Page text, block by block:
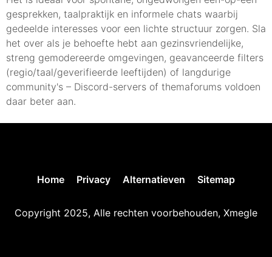
gesprekken, taalpraktijk en informele chats waarbij
gedeelde interesses voor een lichte structuur zorgen. Sla
het over als je behoefte hebt aan gezinsvriendelijke,
streng gemodereerde omgevingen, geavanceerde filters
(regio/taal/geverifieerde leeftijden) of langdurige
community's – Discord-servers of themaforums voldoen
daar beter aan.
Home Privacy Alternatieven Sitemap
Copyright 2025, Alle rechten voorbehouden, Xmegle